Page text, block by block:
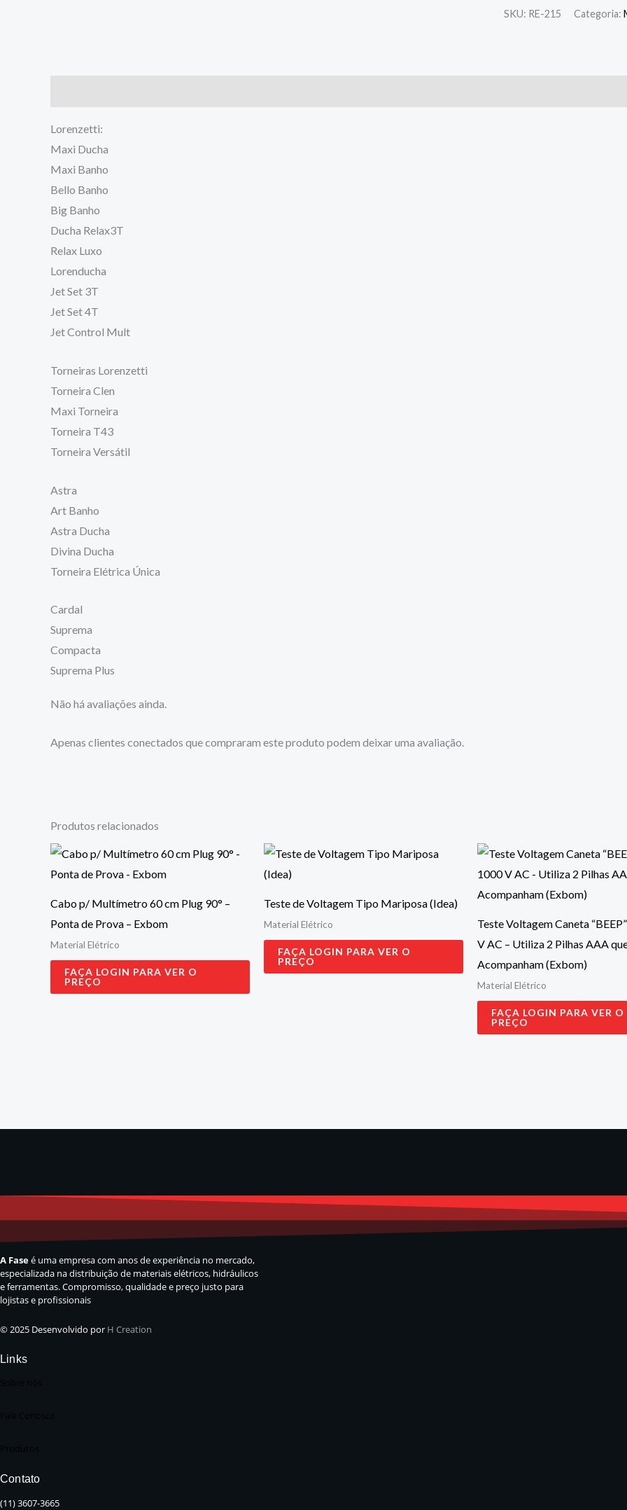
SKU: RE-215 Categoria:
Lorenzetti:
Maxi Ducha
Maxi Banho
Bello Banho
Big Banho
Ducha Relax3T
Relax Luxo
Lorenducha
Jet Set 3T
Jet Set 4T
Jet Control Mult
Torneiras Lorenzetti
Torneira Clen
Maxi Torneira
Torneira T43
Torneira Versátil
Astra
Art Banho
Astra Ducha
Divina Ducha
Torneira Elétrica Única
Cardal
Suprema
Compacta
Suprema Plus
Não há avaliações ainda.
Apenas clientes conectados que compraram este produto podem deixar uma avaliação.
Produtos relacionados
Cabo p/ Multímetro 60 cm Plug 90° –
Ponta de Prova – Exbom
Material Elétrico
FAÇA LOGIN PARA VER O
PREÇO
Teste de Voltagem Tipo Mariposa (Idea)
Material Elétrico
FAÇA LOGIN PARA VER O
PREÇO
Teste Voltagem Caneta
V AC – Utiliza 2 Pilhas AAA
Acompanham (Exbom)
Material Elétrico
FAÇA LOGIN PARA VER O
PREÇO
A Faseé uma empresa com anos de experiência no mercado,
especializada na distribuição de materiais elétricos, hidráulicos
e ferramentas. Compromisso, qualidade e preço justo para
lojistas e profissionais
© 2025 Desenvolvido por H Creation
Links
Contato
(11) 3607-3665